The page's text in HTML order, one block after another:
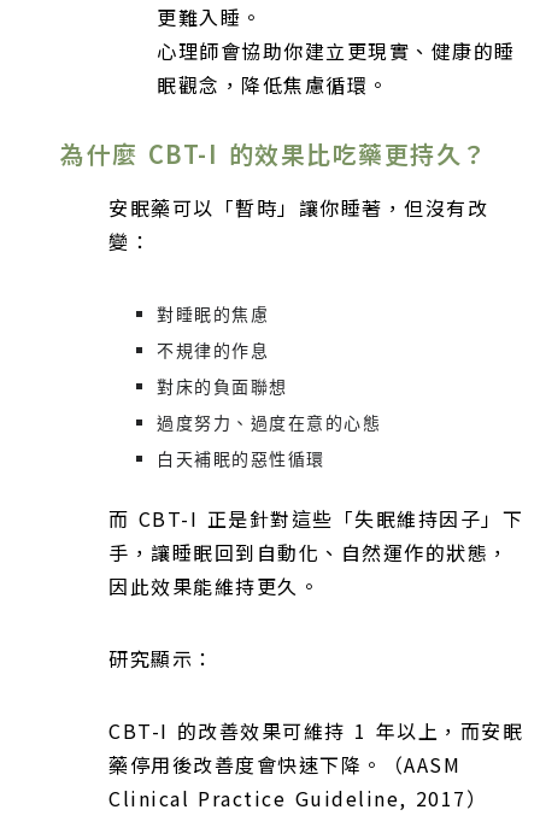
更難入睡。
心理師會協助你建立更現實、健康的睡
眠觀念，降低焦慮循環。
為什麼 CBT-I 的效果比吃藥更持久？
安眠藥可以「暫時」讓你睡著，但沒有改
變：
對睡眠的焦慮
不規律的作息
對床的負面聯想
過度努力、過度在意的心態
白天補眠的惡性循環
而 CBT-I 正是針對這些「失眠維持因子」下
手，讓睡眠回到自動化、自然運作的狀態，
因此效果能維持更久。
研究顯示：
CBT-I 的改善效果可維持 1 年以上，而安眠
藥停用後改善度會快速下降。（AASM
Clinical Practice Guideline, 2017）